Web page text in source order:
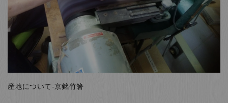
産地について-京銘竹箸